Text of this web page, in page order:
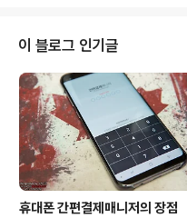
지라도 자기 자신을 어떻게 꾸미고 가
는 단점이 장점으로 바뀔 수도 있다.
다면 그 효과는 배가 되겠지만 말이다
고 보니 정말 불평공한 세상이다. 어쨌
은 스타일 하나로 세계를 사로잡은 패
기이다. 누가 봐도 반칙같은 외모..
이 블로그 인기글
휴대폰 간편결제매니저의 장점